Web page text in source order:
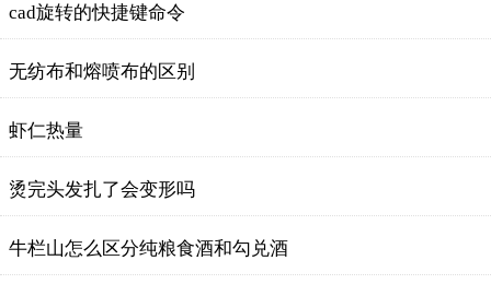
cad旋转的快捷键命令
无纺布和熔喷布的区别
虾仁热量
烫完头发扎了会变形吗
牛栏山怎么区分纯粮食酒和勾兑酒